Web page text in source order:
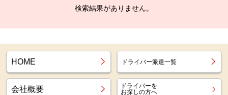
検索結果がありません。
HOME ドライバー派遣一覧
会社概要
ドライバーを
お探しの方へ